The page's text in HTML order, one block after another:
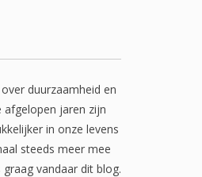
duurzaamheid en
afgelopen jaren zijn
in onze levens
steeds meer mee
vandaar dit blog.